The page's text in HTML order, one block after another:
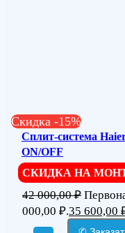
Скидка -15%
Сплит-система
ON/OFF
СКИДКА НА
42 000,00₽
000,00 ₽.35 600,00